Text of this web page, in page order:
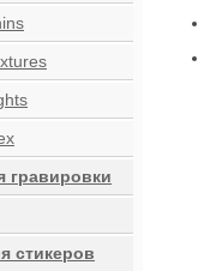
гравировки
стикеров